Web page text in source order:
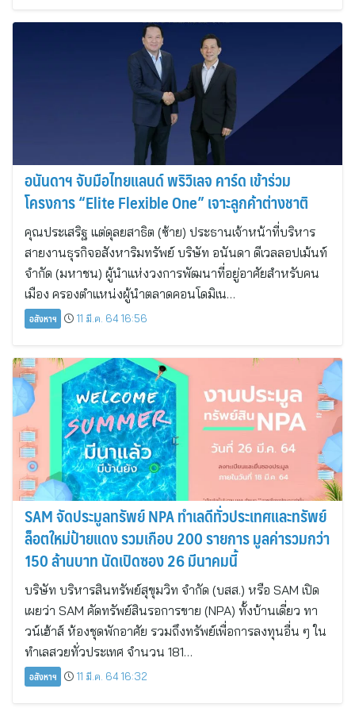
อนันดาฯ จับมือไทยแลนด์ พริวิเลจ คาร์ด เข้าร่วม
โครงการ “Elite Flexible One” เจาะลูกค้าต่างชาติ
คุณประเสริฐ แต่ดุลยสาธิต (ซ้าย) ประธานเจ้าหน้าที่บริหาร
สายงานธุรกิจอสังหาริมทรัพย์ บริษัท อนันดา ดีเวลลอปเม้นท์
จำกัด (มหาชน) ผู้นำแห่งวงการพัฒนาที่อยู่อาศัยสำหรับคน
เมือง ครองตำแหน่งผู้นำตลาดคอนโดมิเน…
อสังหาฯ 11 มี.ค. 64 16:56
SAM จัดประมูลทรัพย์ NPA ทำเลดีทั่วประเทศและทรัพย์
ล็อตใหม่ป้ายแดง รวมเกือบ 200 รายการ มูลค่ารวมกว่า
150 ล้านบาท นัดเปิดซอง 26 มีนาคมนี้
บริษัท บริหารสินทรัพย์สุขุมวิท จำกัด (บสส.) หรือ SAM เปิด
เผยว่า SAM คัดทรัพย์สินรอการขาย (NPA) ทั้งบ้านเดี่ยว ทา
วน์เฮ้าส์ ห้องชุดพักอาศัย รวมถึงทรัพย์เพื่อการลงทุนอื่น ๆ ใน
ทำเลสวยทั่วประเทศ จำนวน 181…
อสังหาฯ 11 มี.ค. 64 16:32